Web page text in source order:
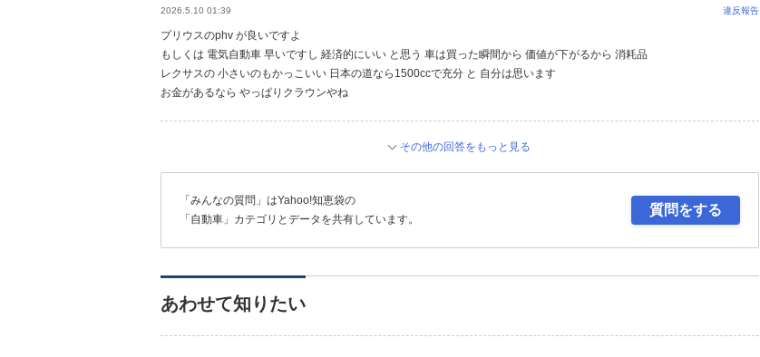
2026.5.10 01:39 違反報告
プリウスのphv が良いですよ
もしくは 電気自動車 早いですし 経済的にいい と思う 車は買った瞬間から 価値が下がるから 消耗品
レクサスの 小さいのもかっこいい 日本の道なら1500ccで充分 と 自分は思います
お金があるなら やっぱりクラウンやね
その他の回答をもっと見る
「みんなの質問」はYahoo!知恵袋の
「自動車」カテゴリとデータを共有しています。
質問をする
あわせて知りたい